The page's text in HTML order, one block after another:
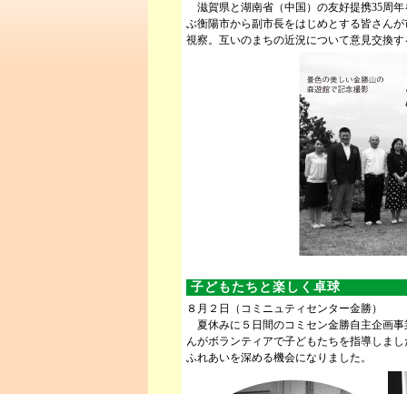
滋賀県と湖南省（中国）の友好提携35周
ぶ衡陽市から副市長をはじめとする皆さん
視察。互いのまちの近況について意見交換
子どもたちと楽しく卓球
８月２日（コミニュティセンター金勝）
夏休みに５日間のコミセン金勝自主企画
んがボランティアで子どもたちを指導しま
ふれあいを深める機会になりました。